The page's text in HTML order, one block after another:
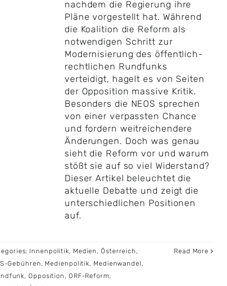
nachdem die Regierung ihre
Pläne vorgestellt hat. Während
die Koalition die Reform als
notwendigen Schritt zur
Modernisierung des öffentlich-
rechtlichen Rundfunks
verteidigt, hagelt es von Seiten
der Opposition massive Kritik.
Besonders die NEOS sprechen
von einer verpassten Chance
und fordern weitreichendere
Änderungen. Doch was genau
sieht die Reform vor und warum
stößt sie auf so viel Widerstand?
Dieser Artikel beleuchtet die
aktuelle Debatte und zeigt die
unterschiedlichen Positionen
auf.
Innenpolitik, Medien ,Österreich ,
Gebühren , Medienpolitik, Medienwandel ,
,Opposition , ORF-Reform,
Read More